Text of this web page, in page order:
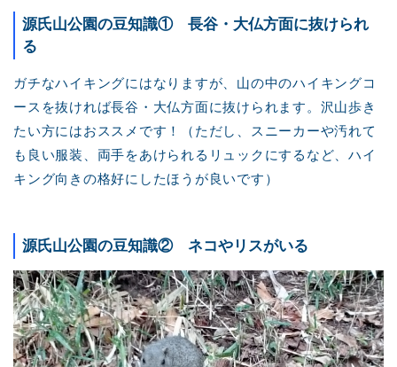
源氏山公園の豆知識① 長谷・大仏方面に抜けられ
る
ガチなハイキングにはなりますが、山の中のハイキングコ
ースを抜ければ長谷・大仏方面に抜けられます。沢山歩き
たい方にはおススメです！（ただし、スニーカーや汚れて
も良い服装、両手をあけられるリュックにするなど、ハイ
キング向きの格好にしたほうが良いです）
源氏山公園の豆知識② ネコやリスがいる